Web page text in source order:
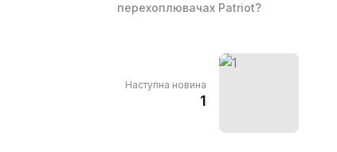
перехоплювачах Patriot?
Наступна новина
1